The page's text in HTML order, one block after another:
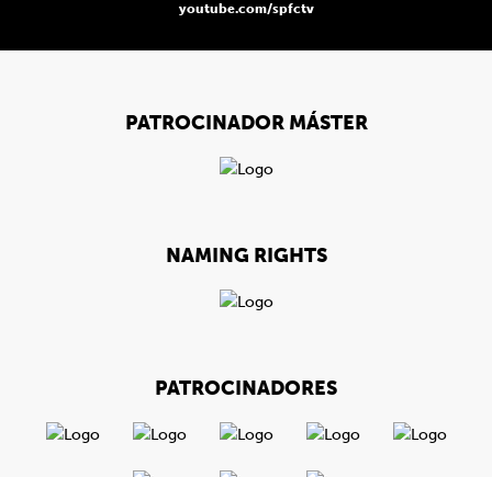
youtube.com/spfctv
PATROCINADOR MÁSTER
NAMING RIGHTS
PATROCINADORES